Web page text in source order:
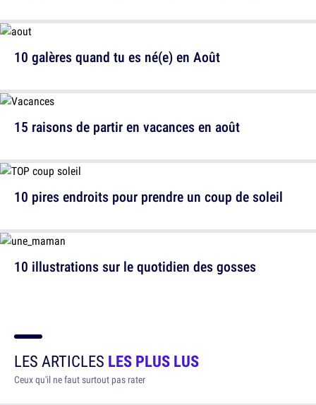
10 galères quand tu es né(e) en Août
10 pires endroits pour prendre un coup de soleil
15 raisons de partir en vacances en août
10 illustrations sur le quotidien des gosses
LES ARTICLES LES PLUS LUS
Ceux qu'il ne faut surtout pas rater